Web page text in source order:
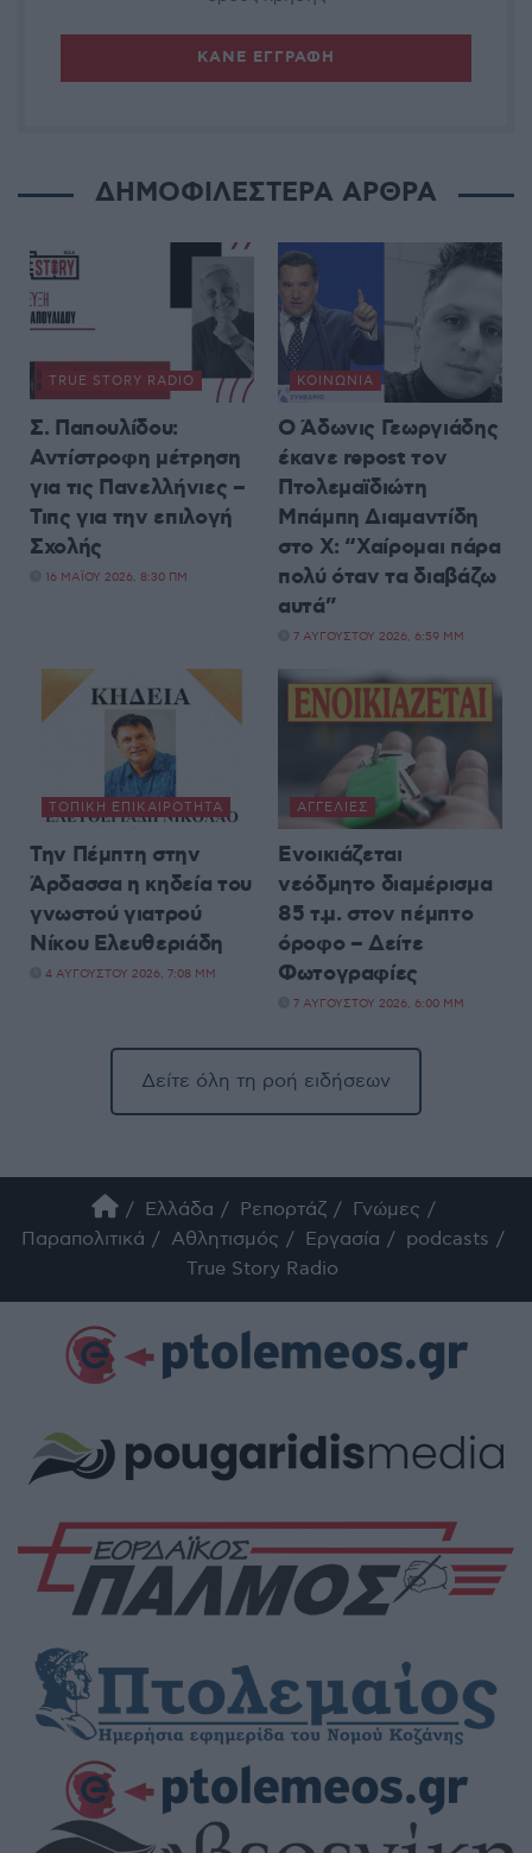
ΔΗΜΟΦΙΛΕΣΤΕΡΑ ΑΡΘΡΑ
TRUE STORY RADIO
Σ. Παπουλίδου:
Αντίστροφη μέτρηση
για τις Πανελλήνιες –
Τιπς για την επιλογή
Σχολής
16 ΜΑΪ́ΟΥ 2026, 8:30 ΠΜ
ΚΟΙΝΩΝΊΑ
Ο Άδωνις Γεωργιάδης
έκανε repost τον
Πτολεμαϊδιώτη
Μπάμπη Διαμαντίδη
στο X: “Χαίρομαι πάρα
πολύ όταν τα διαβάζω
αυτά”
7 ΑΥΓΟΎΣΤΟΥ 2026, 6:59 ΜΜ
ΤΟΠΙΚΉ ΕΠΙΚΑΙΡΌΤΗΤΑ
Την Πέμπτη στην
Άρδασσα η κηδεία του
γνωστού γιατρού
Νίκου Ελευθεριάδη
4 ΑΥΓΟΎΣΤΟΥ 2026, 7:08 ΜΜ
ΑΓΓΕΛΊΕΣ
Ενοικιάζεται
νεόδμητο διαμέρισμα
85 τ.μ. στον πέμπτο
όροφο – Δείτε
Φωτογραφίες
7 ΑΥΓΟΎΣΤΟΥ 2026, 6:00 ΜΜ
Δείτε όλη τη ροή ειδήσεων
Ελλάδα Ρεπορτάζ
Γνώμες
Παραπολιτικά
Αθλητισμός Εργασία
podcasts
True Story Radio